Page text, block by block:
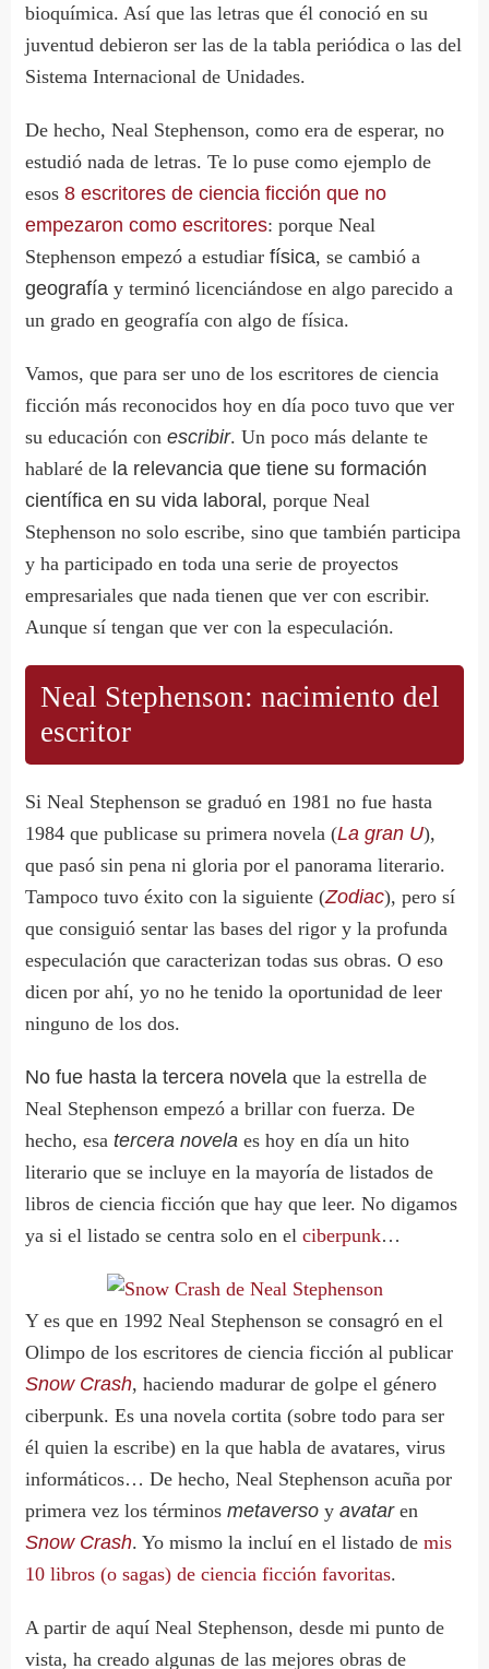
bioquímica. Así que las letras que él conoció en su
juventud debieron ser las de la tabla periódica o las del
Sistema Internacional de Unidades.
De hecho, Neal Stephenson, como era de esperar, no
estudió nada de letras. Te lo puse como ejemplo de
esos8 escritores de ciencia ficción que no
empezaron como escritores: porque Neal
Stephenson empezó a estudiarfísica, se cambió a
geografía y terminó licenciándose en algo parecido a
un grado en geografía con algo de física.
Vamos, que para ser uno de los escritores de ciencia
ficción más reconocidos hoy en día poco tuvo que ver
su educación conescribir. Un poco más delante te
hablaré de la relevancia que tiene su formación
científica en su vida laboral, porque Neal
Stephenson no solo escribe, sino que también participa
y ha participado en toda una serie de proyectos
empresariales que nada tienen que ver con escribir.
Aunque sí tengan que ver con la especulación.
Neal Stephenson: nacimiento del
escritor
Si Neal Stephenson se graduó en 1981 no fue hasta
1984 que publicase su primera novela (La gran U),
que pasó sin pena ni gloria por el panorama literario.
Tampoco tuvo éxito con la siguiente (Zodiac), pero sí
que consiguió sentar las bases del rigor y la profunda
especulación que caracterizan todas sus obras. O eso
dicen por ahí, yo no he tenido la oportunidad de leer
ninguno de los dos.
No fue hasta la tercera novela que la estrella de
Neal Stephenson empezó a brillar con fuerza. De
hecho, esatercera novela es hoy en día un hito
literario que se incluye en la mayoría de listados de
libros de ciencia ficción que hay que leer. No digamos
ya si el listado se centra solo en elciberpunk…
Y es que en 1992 Neal Stephenson se consagró en el
Olimpo de los escritores de ciencia ficción al publicar
Snow Crash, haciendo madurar de golpe el género
ciberpunk. Es una novela cortita (sobre todo para ser
él quien la escribe) en la que habla de avatares, virus
informáticos… De hecho, Neal Stephenson acuña por
primera vez los términosmetaverso yavataren
Snow Crash. Yo mismo la incluí en el listado demis
10 libros (o sagas) de ciencia ficción favoritas.
A partir de aquí Neal Stephenson, desde mi punto de
vista, ha creado algunas de las mejores obras de